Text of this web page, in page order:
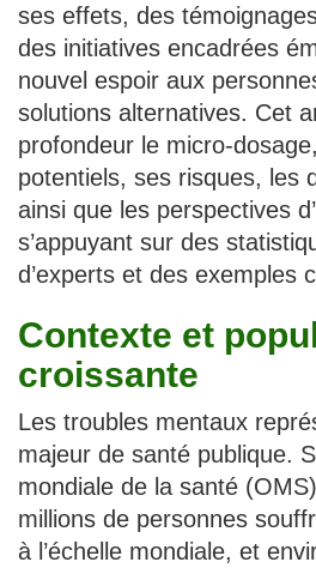
ses effets, des
des initiatives encadrées
nouvel espoir aux
solutions alternatives. Cet
profondeur le micro-
potentiels, ses risques, les
ainsi que les perspectives
s’appuyant sur des
d’experts et des exemples
Contexte et
croissante
Les troubles mentaux
majeur de santé publique.
mondiale de la santé
millions de personnes
à l’échelle mondiale, et